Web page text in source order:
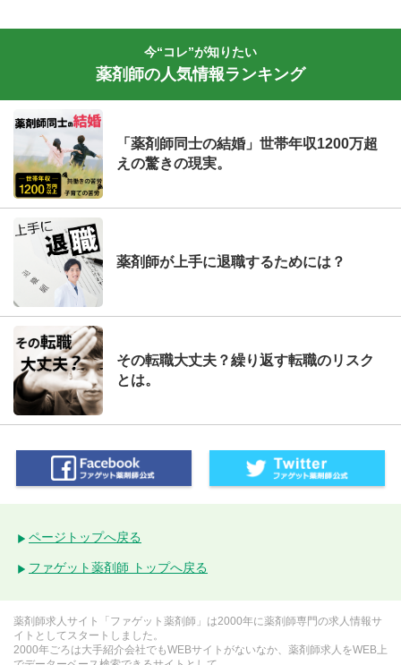
今“コレ”が知りたい
薬剤師の人気情報ランキング
「薬剤師同士の結婚」世帯年収1200万超
えの驚きの現実。
薬剤師が上手に退職するためには？
その転職大丈夫？繰り返す転職のリスク
とは。
ページトップへ戻る
ファゲット薬剤師 トップへ戻る
薬剤師求人サイト「ファゲット薬剤師」は2000年に薬剤師専門の求人情報サ
イトとしてスタートしました。
2000年ごろは大手紹介会社でもWEBサイトがないなか、薬剤師求人をWEB上